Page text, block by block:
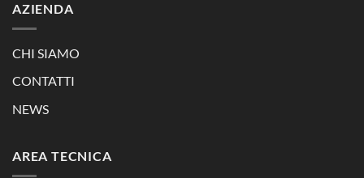
AZIENDA
CHI SIAMO
CONTATTI
NEWS
AREA TECNICA